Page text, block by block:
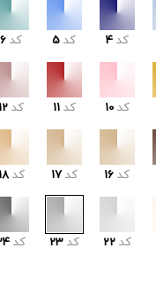
کد 4 کد 5 کد 6
کد 10 کد 11 کد 12
کد 16 کد 17 کد 18
کد 22 کد 23 کد